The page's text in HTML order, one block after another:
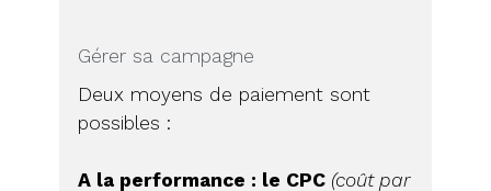
Gérer sa campagne
Deux moyens de paiement sont
possibles :
A la performance : le CPC (coût par